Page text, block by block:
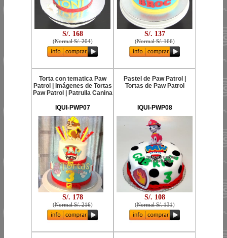
S/. 168
(Normal S/. 204)
S/. 137
(Normal S/. 166)
Torta con tematica Paw
Patrol | Imágenes de Tortas
Paw Patrol | Patrulla Canina
IQUI-PWP07
S/. 178
(Normal S/. 216)
Pastel de Paw Patrol |
Tortas de Paw Patrol
IQUI-PWP08
S/. 108
(Normal S/. 131)